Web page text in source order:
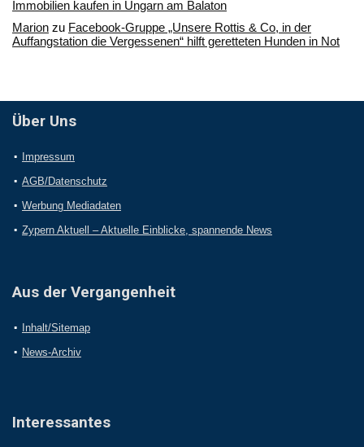
Immobilien kaufen in Ungarn am Balaton
Marion zu Facebook-Gruppe „Unsere Rottis & Co, in der
Auffangstation die Vergessenen“ hilft geretteten Hunden in Not
Über Uns
Impressum
AGB/Datenschutz
Werbung Mediadaten
Zypern Aktuell – Aktuelle Einblicke, spannende News
Aus der Vergangenheit
Inhalt/Sitemap
News-Archiv
Interessantes